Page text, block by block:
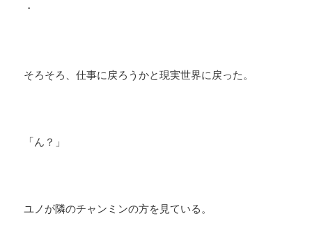
・
そろそろ、仕事に戻ろうかと現実世界に戻った。
「ん？」
ユノが隣のチャンミンの方を見ている。